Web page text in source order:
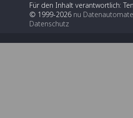
Für den Inhalt verantwortlich:
© 1999-2026 nu
Datenschutz